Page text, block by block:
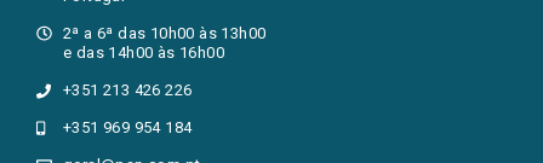
2ª a 6ª das 10h00 às 13h00
e das 14h00 às 16h00
+351 213 426 226
+351 969 954 184